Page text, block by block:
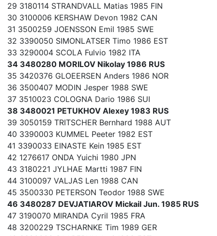
29 3180114 STRANDVALL Matias 1985 FIN
30 3100006 KERSHAW Devon 1982 CAN
31 3500259 JOENSSON Emil 1985 SWE
32 3390050 SIMONLATSER Timo 1986 EST
33 3290004 SCOLA Fulvio 1982 ITA
34 3480280 MORILOV Nikolay 1986 RUS
35 3420376 GLOEERSEN Anders 1986 NOR
36 3500407 MODIN Jesper 1988 SWE
37 3510023 COLOGNA Dario 1986 SUI
38 3480021 PETUKHOV Alexey 1983 RUS
39 3050159 TRITSCHER Bernhard 1988 AUT
40 3390003 KUMMEL Peeter 1982 EST
41 3390033 EINASTE Kein 1985 EST
42 1276617 ONDA Yuichi 1980 JPN
43 3180221 JYLHAE Martti 1987 FIN
44 3100097 VALJAS Len 1988 CAN
45 3500330 PETERSON Teodor 1988 SWE
46 3480287 DEVJATIAROV Mickail Jun. 1985 RUS
47 3190070 MIRANDA Cyril 1985 FRA
48 3200229 TSCHARNKE Tim 1989 GER